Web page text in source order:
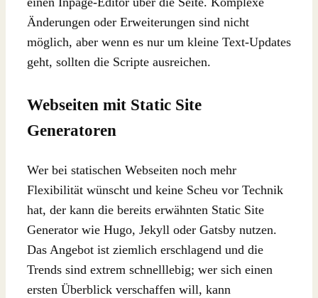
Änderungen oder Erweiterungen sind nicht
möglich, aber wenn es nur um kleine Text-Updates
geht, sollten die Scripte ausreichen.
Webseiten mit Static Site
Generatoren
Wer bei statischen Webseiten noch mehr
Flexibilität wünscht und keine Scheu vor Technik
hat, der kann die bereits erwähnten Static Site
Generator wie Hugo, Jekyll oder Gatsby nutzen.
Das Angebot ist ziemlich erschlagend und die
Trends sind extrem schnelllebig; wer sich einen
ersten Überblick verschaffen will, kann